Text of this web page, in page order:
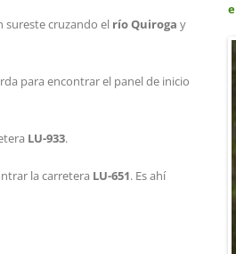
sureste cruzando el río Quiroga y
para encontrar el panel de inicio
LU-933.
la carretera LU-651. Es ahí